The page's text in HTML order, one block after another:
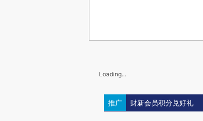
Loading...
推广 财新会员积分兑好礼